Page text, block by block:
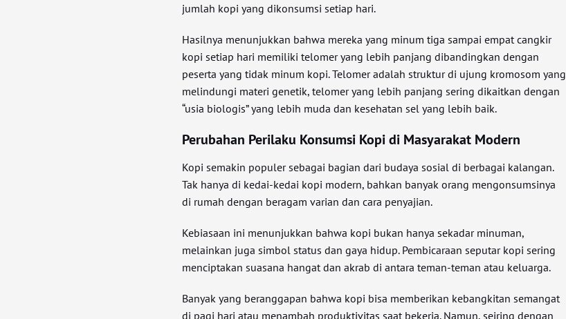
jumlah kopi yang dikonsumsi setiap hari.
Hasilnya menunjukkan bahwa mereka yang minum tiga sampai empat cangkir
kopi setiap hari memiliki telomer yang lebih panjang dibandingkan dengan
peserta yang tidak minum kopi. Telomer adalah struktur di ujung kromosom yang
melindungi materi genetik, telomer yang lebih panjang sering dikaitkan dengan
“usia biologis” yang lebih muda dan kesehatan sel yang lebih baik.
Perubahan Perilaku Konsumsi Kopi di Masyarakat Modern
Kopi semakin populer sebagai bagian dari budaya sosial di berbagai kalangan.
Tak hanya di kedai-kedai kopi modern, bahkan banyak orang mengonsumsinya
di rumah dengan beragam varian dan cara penyajian.
Kebiasaan ini menunjukkan bahwa kopi bukan hanya sekadar minuman,
melainkan juga simbol status dan gaya hidup. Pembicaraan seputar kopi sering
menciptakan suasana hangat dan akrab di antara teman-teman atau keluarga.
Banyak yang beranggapan bahwa kopi bisa memberikan kebangkitan semangat
di pagi hari atau menambah produktivitas saat bekerja. Namun, seiring dengan